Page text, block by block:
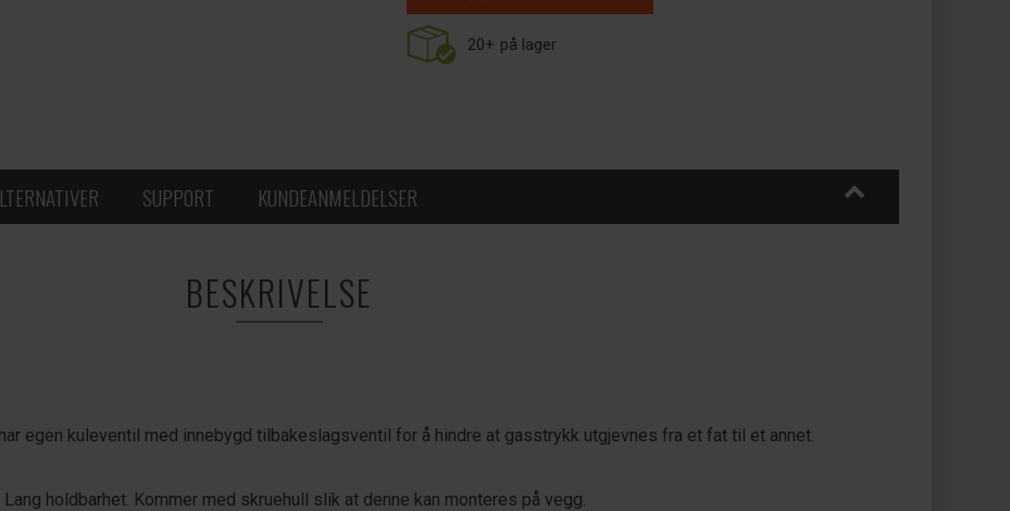
20+ på lager
SUPPORT KUNDEANMELDELSER
BESKRIVELSE
egen kuleventil med innebygd tilbakeslagsventil for å hindre at gasstrykk utgjevnes fra et fat til et annet.
holdbarhet. Kommer med skruehull slik at denne kan monteres på vegg.